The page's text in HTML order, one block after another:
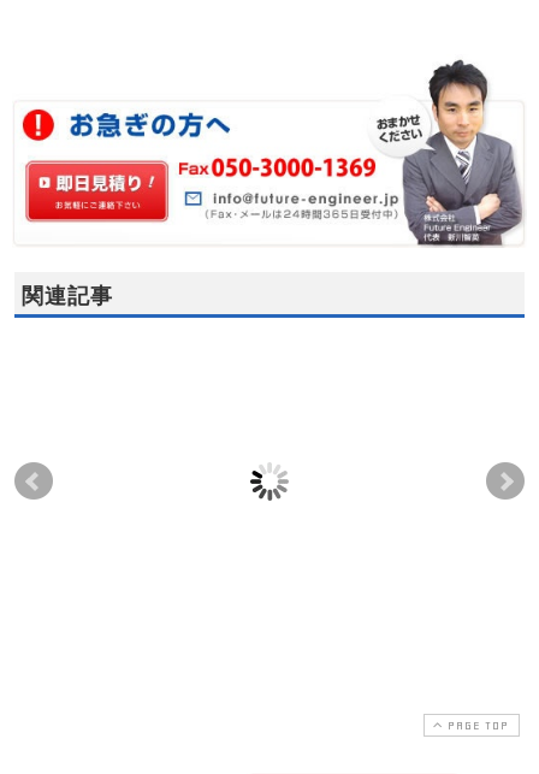
関連記事
2012年6月15日(金) 愛
2012年6月22日(金)、
PAGE TOP